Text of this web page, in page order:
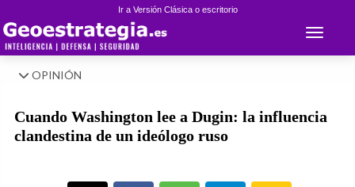
Ir a Versión Clásica o escritorio
Toggle
OPINIÓN
Cuando Washington lee a Dugin: la influencia
clandestina de un ideólogo ruso